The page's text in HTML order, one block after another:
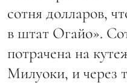
сотня долларов,
в штат Огайо».
потрачена на
Милуоки, и через